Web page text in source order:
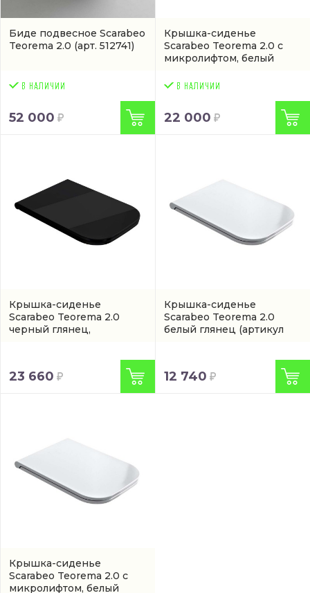
Биде подвесное Scarabeo
Teorema 2.0 (арт. 512741)
52 000
Крышка-сиденье
Scarabeo Teorema 2.0 с
микролифтом, белый
22 000
Крышка-сиденье
Scarabeo Teorema 2.0
черный глянец,
23 660
Крышка-сиденье
Scarabeo Teorema 2.0
белый глянец (артикул
12 740
Крышка-сиденье
Scarabeo Teorema 2.0 с
микролифтом, белый